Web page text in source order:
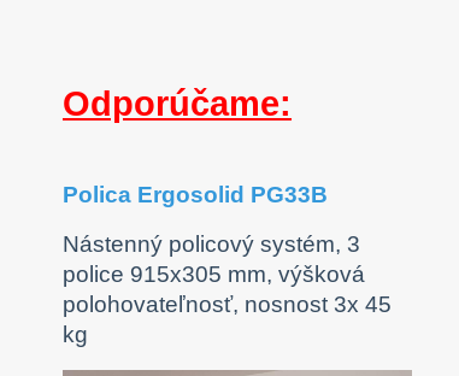
Odporúčame:
Polica Ergosolid PG33B
Nástenný policový systém, 3
police 915x305 mm, výšková
polohovateľnosť, nosnost 3x 45
kg